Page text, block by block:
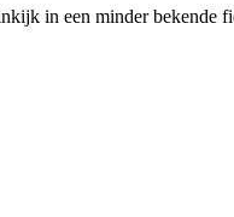
in een minder bekende